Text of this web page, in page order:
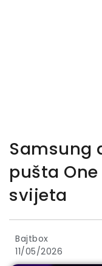
Samsung
pušta
svijeta
Bajtbox
11/05/2026